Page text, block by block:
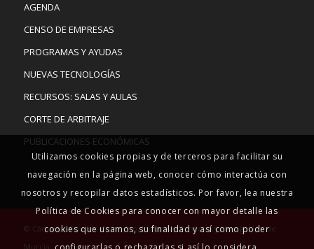
AGENDA
CENSO DE EMPRESAS
PROGRAMAS Y AYUDAS
NUEVAS TECNOLOGÍAS
RECURSOS: SALAS Y AULAS
CORTE DE ARBITRAJE
PUBLICACIONES ECONÓMICAS
© Cámara Oficial de Comercio, Industria, Servicios y Navegación de
Murcia
Utilizamos cookies propias y de terceros para facilitar su
navegación en la página web, conocer cómo interactúa con
nosotros y recopilar datos estadísticos. Por favor, lea nuestra
Política de Cookies para conocer con mayor detalle las
cookies que usamos, su finalidad y así como poder